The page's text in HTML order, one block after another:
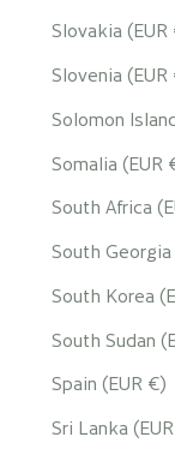
Slovakia (EUR
Slovenia (EUR
Solomon
Somalia (EUR
South Africa
South
South Korea
South Sudan
Spain (EUR €)
Sri Lanka